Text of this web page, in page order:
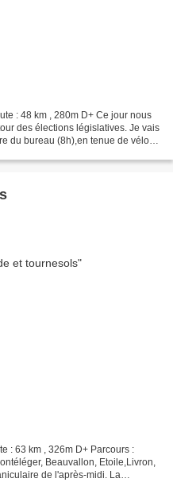
: 48 km , 280m D+ Ce jour nous
des élections législatives. Je vais
du bureau (8h),en tenue de vélo.
: 63 km , 326m D+ Parcours :
Beauvallon, Etoile,Livron,
de l'après-midi. La